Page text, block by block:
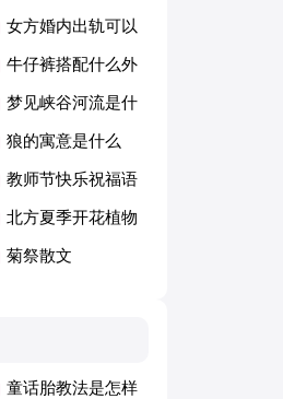
女方婚内出轨可以
要求精神赔偿吗
牛仔裤搭配什么外
套女
梦见峡谷河流是什
么意思
狼的寓意是什么
教师节快乐祝福语
摘抄
北方夏季开花植物
菊祭散文
童话胎教法是怎样